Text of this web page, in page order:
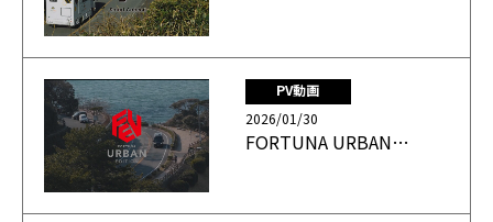
PV動画
2026/01/30
FORTUNA URBAN…